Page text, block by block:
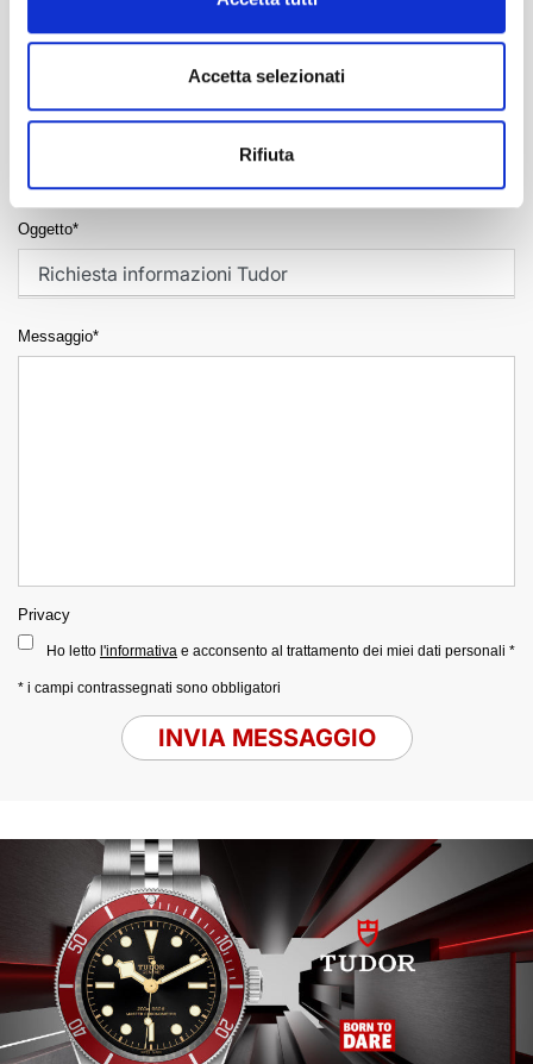
Accetta selezionati
Rifiuta
Email*
Oggetto*
Messaggio*
Privacy
Ho letto l'informativa e acconsento al trattamento dei miei dati personali *
* i campi contrassegnati sono obbligatori
INVIA MESSAGGIO